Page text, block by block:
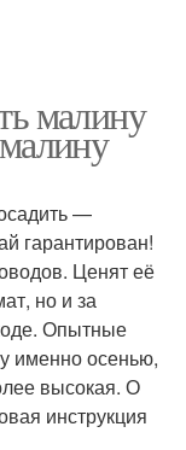
малину
—
гарантирован!
Ценят её
но и за
Опытные
именно осенью,
высокая. О
инструкция